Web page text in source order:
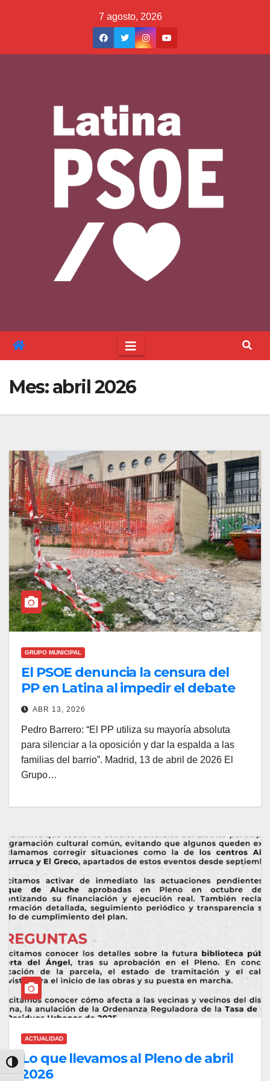
Alternar alto contraste
7 agosto, 2026
Mes:abril 2026
GRUPO MUNICIPAL
El PSOE denuncia la censura del
PP en Latina al impedir el debate
sobre el patio del CEIP Amadeo
ABR 13, 2026
Pedro Barrero: “El PP utiliza su mayoría absoluta
para silenciar a la oposición y dar la espalda a las
familias del barrio”. Madrid, 13 de abril de 2026 El
Grupo…
ACTUALIDAD
Lo que llevamos al Pleno de abril
2026